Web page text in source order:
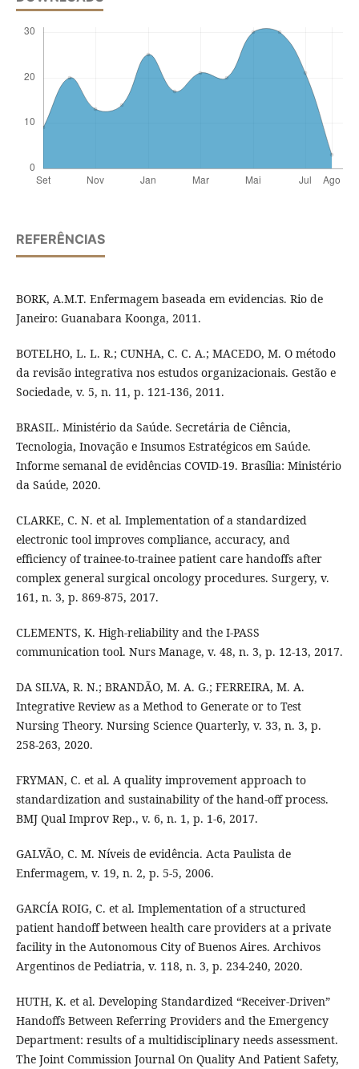
REFERÊNCIAS
BORK, A.M.T. Enfermagem baseada em evidencias. Rio de
Janeiro: Guanabara Koonga, 2011.
BOTELHO, L. L. R.; CUNHA, C. C. A.; MACEDO, M. O método
da revisão integrativa nos estudos organizacionais. Gestão e
Sociedade, v. 5, n. 11, p. 121-136, 2011.
BRASIL. Ministério da Saúde. Secretária de Ciência,
Tecnologia, Inovação e Insumos Estratégicos em Saúde.
Informe semanal de evidências COVID-19. Brasília: Ministério
da Saúde, 2020.
CLARKE, C. N. et al. Implementation of a standardized
electronic tool improves compliance, accuracy, and
efficiency of trainee-to-trainee patient care handoffs after
complex general surgical oncology procedures. Surgery, v.
161, n. 3, p. 869-875, 2017.
CLEMENTS, K. High-reliability and the I-PASS
communication tool. Nurs Manage, v. 48, n. 3, p. 12-13, 2017.
DA SILVA, R. N.; BRANDÃO, M. A. G.; FERREIRA, M. A.
Integrative Review as a Method to Generate or to Test
Nursing Theory. Nursing Science Quarterly, v. 33, n. 3, p.
258-263, 2020.
FRYMAN, C. et al. A quality improvement approach to
standardization and sustainability of the hand-off process.
BMJ Qual Improv Rep., v. 6, n. 1, p. 1-6, 2017.
GALVÃO, C. M. Níveis de evidência. Acta Paulista de
Enfermagem, v. 19, n. 2, p. 5-5, 2006.
GARCÍA ROIG, C. et al. Implementation of a structured
patient handoff between health care providers at a private
facility in the Autonomous City of Buenos Aires. Archivos
Argentinos de Pediatria, v. 118, n. 3, p. 234-240, 2020.
HUTH, K. et al. Developing Standardized “Receiver-Driven”
Handoffs Between Referring Providers and the Emergency
Department: results of a multidisciplinary needs assessment.
The Joint Commission Journal On Quality And Patient Safety,